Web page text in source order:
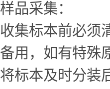
样品采集：
收集标本前必须
备用，如有特殊
将标本及时分装